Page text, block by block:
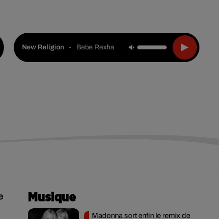
New Religion - Bebe Rexha
Musique
Madonna sort enfin le remix de